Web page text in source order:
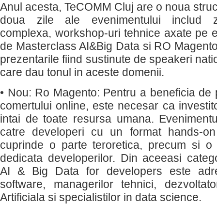
Anul acesta, TeCOMM Cluj are o noua
doua zile ale evenimentului includ
complexa, workshop-uri tehnice axate pe
de Masterclass AI&Big Data si RO
prezentarile fiind sustinute de speakeri
care dau tonul in aceste domenii.
• Nou: Ro Magento: Pentru a beneficia de
comertului online, este necesar ca
intai de toate resursa umana.
catre developeri cu un format hands-
cuprinde o parte teroretica, precum si
dedicata developerilor. Din aceeasi
AI & Big Data for developers este
software, managerilor tehnici,
Artificiala si specialistilor in data science.